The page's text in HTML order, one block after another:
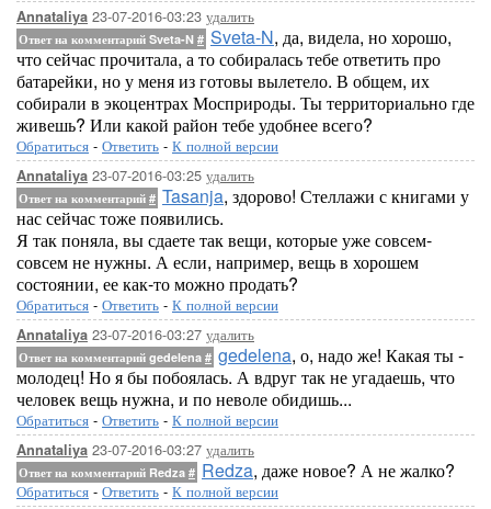
Annataliya 23-07-2016-03:23 удалить
Ответ на комментарий Sveta-N # Sveta-N, да, видела, но хорошо,
что сейчас прочитала, а то собиралась тебе ответить про
батарейки, но у меня из готовы вылетело. В общем, их
собирали в экоцентрах Мосприроды. Ты территориально где
живешь? Или какой район тебе удобнее всего?
Обратиться - Ответить - К полной версии
Annataliya 23-07-2016-03:25 удалить
Ответ на комментарий # Tasanja, здорово! Стеллажи с книгами у
нас сейчас тоже появились.
Я так поняла, вы сдаете так вещи, которые уже совсем-
совсем не нужны. А если, например, вещь в хорошем
состоянии, ее как-то можно продать?
Обратиться - Ответить - К полной версии
Annataliya 23-07-2016-03:27 удалить
Ответ на комментарий gedelena # gedelena, о, надо же! Какая ты -
молодец! Но я бы побоялась. А вдруг так не угадаешь, что
человек вещь нужна, и по неволе обидишь...
Обратиться - Ответить - К полной версии
Annataliya 23-07-2016-03:27 удалить
Ответ на комментарий Redza # Redza, даже новое? А не жалко?
Обратиться - Ответить - К полной версии